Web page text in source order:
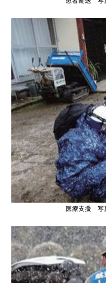
医療支援 写